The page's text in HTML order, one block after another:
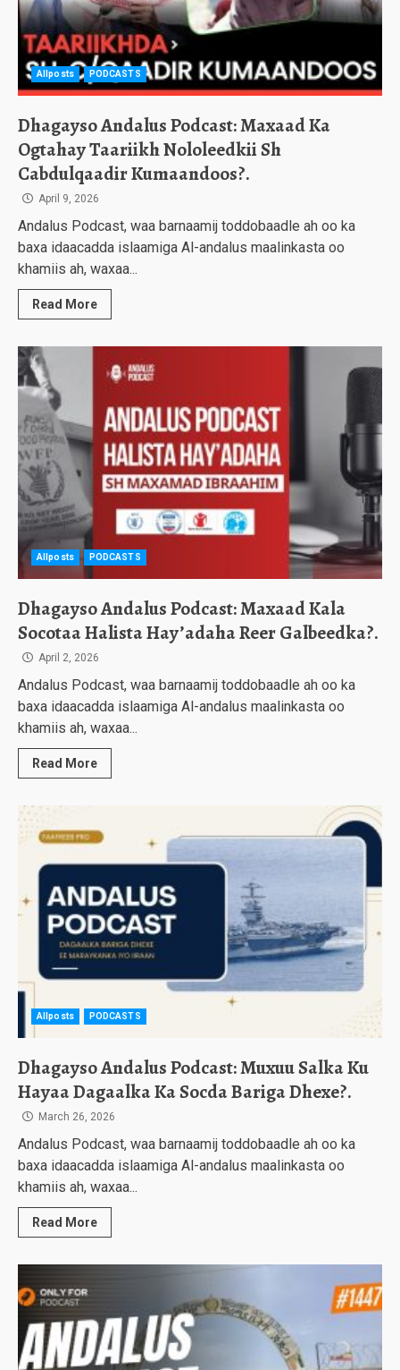
Allposts PODCASTS
Dhagayso Andalus Podcast: Maxaad Ka
Ogtahay Taariikh Nololeedkii Sh
Cabdulqaadir Kumaandoos?.
April 9, 2026
Andalus Podcast, waa barnaamij toddobaadle ah oo ka
baxa idaacadda islaamiga Al-andalus maalinkasta oo
khamiis ah, waxaa...
Read More
Allposts PODCASTS
Dhagayso Andalus Podcast: Maxaad Kala
Socotaa Halista Hay’adaha Reer Galbeedka?.
April 2, 2026
Andalus Podcast, waa barnaamij toddobaadle ah oo ka
baxa idaacadda islaamiga Al-andalus maalinkasta oo
khamiis ah, waxaa...
Read More
Allposts PODCASTS
Dhagayso Andalus Podcast: Muxuu Salka Ku
Hayaa Dagaalka Ka Socda Bariga Dhexe?.
March 26, 2026
Andalus Podcast, waa barnaamij toddobaadle ah oo ka
baxa idaacadda islaamiga Al-andalus maalinkasta oo
khamiis ah, waxaa...
Read More